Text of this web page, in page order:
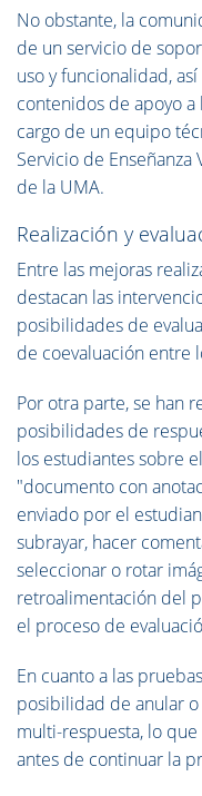
No obstante, la
de un servicio de
uso y funcionalidad,
contenidos de apoyo a
cargo de un equipo
Servicio de
de la UMA.
Realización y
Entre las mejoras
destacan las
posibilidades de
de coevaluación entre
Por otra parte, se han
posibilidades de
los estudiantes sobre
"documento con
enviado por el
subrayar, hacer
seleccionar o rotar
retroalimentación del
el proceso de
En cuanto a las
posibilidad de anular
multi-respuesta, lo
antes de continuar la